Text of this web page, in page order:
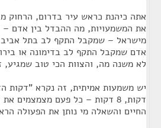
אתה כיהנת כראש עיר בדרום, הרחוק
את המשמעויות, מה ההבדל בין אדם
מישראל – שמקבל התקף לב בתל אביב
אדם שמקבל התקף לב בדימונה או
לא משנה מה, והצוות הכי טוב שמגיע,
דקות, 8 דקות – כל פעם
החיים והשאלה מי נותן את הפעולה